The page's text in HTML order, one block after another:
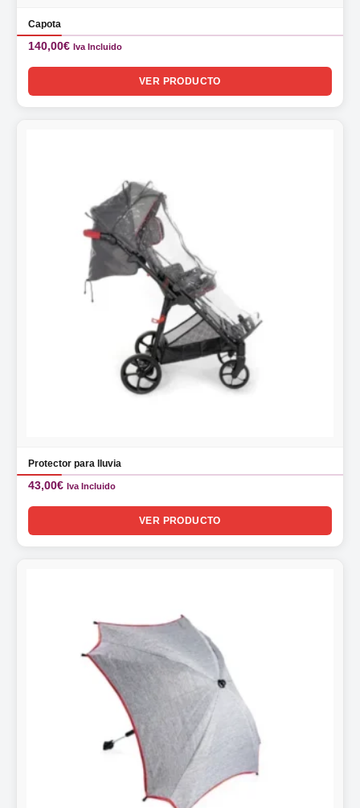
Capota
140,00€ Iva Incluido
VER PRODUCTO
Protector para lluvia
43,00€ Iva Incluido
VER PRODUCTO